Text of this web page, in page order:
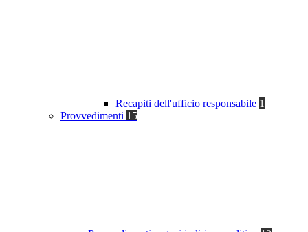
Recapiti dell'ufficio responsabile 1
Provvedimenti 15